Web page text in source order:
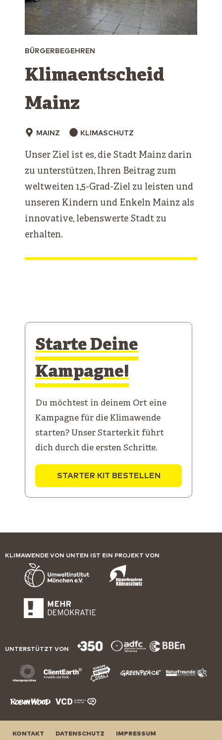
BÜRGERBEGEHREN
Klimaentscheid
Mainz
MAINZ KLIMASCHUTZ
Unser Ziel ist es, die Stadt Mainz darin
zu unterstützen, Ihren Beitrag zum
weltweiten 1,5-Grad-Ziel zu leisten und
unseren Kindern und Enkeln Mainz als
innovative, lebenswerte Stadt zu
erhalten.
Starte Deine
Kampagne!
Du möchtest in deinem Ort eine
Kampagne für die Klimawende
starten? Unser Starterkit führt
dich durch die ersten Schritte.
STARTER KIT BESTELLEN
KLIMAWENDE VON UNTEN IST EIN PROJEKT VON
UNTERSTÜTZT VON
KONTAKT DATENSCHUTZ IMPRESSUM